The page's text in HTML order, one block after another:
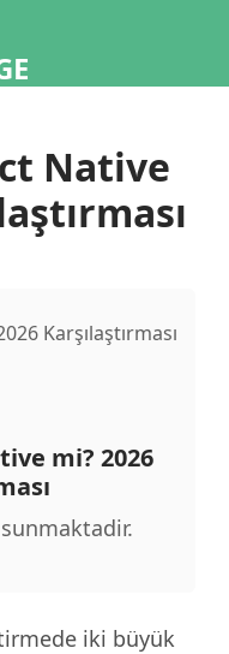
Native
Karşılaştırması
mi? 2026
iki büyük